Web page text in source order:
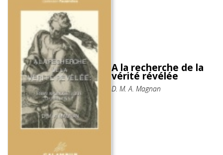
A la recherche de la
vérité révélée
D. M. A. Magnan